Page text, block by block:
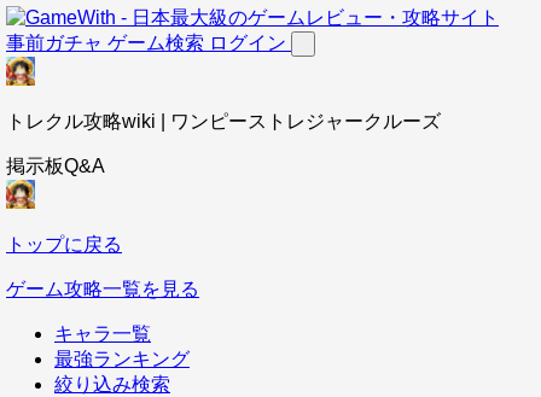
事前ガチャ ゲーム検索 ログイン
トレクル攻略wiki | ワンピーストレジャークルーズ
掲示板Q&A
トップに戻る
ゲーム攻略一覧を見る
キャラ一覧
最強ランキング
絞り込み検索